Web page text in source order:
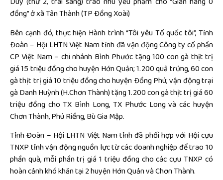
đồng” ở xã Tân Thành (TP Đồng Xoài)
Bên cạnh đó, thực hiện Hành trình “Tôi yêu Tổ quốc tôi”, Tỉnh
Đoàn – Hội LHTN Việt Nam tỉnh đã vận động Công ty cổ phần
CP Việt Nam – chi nhánh Bình Phước tặng 100 con gà thịt trị
giá 15 triệu đồng cho huyện Hớn Quản; 1.200 quả trứng, 60 con
gà thịt trị giá 10 triệu đồng cho huyện Đồng Phú; vận động trại
gà Danh Huỳnh (H.Chơn Thành) tặng 1.200 con gà thịt trị giá 60
triệu đồng cho TX Bình Long, TX Phước Long và các huyện
Chơn Thành, Phú Riềng, Bù Gia Mập.
Tỉnh Đoàn – Hội LHTN Việt Nam tỉnh đã phối hợp với Hội cựu
TNXP tỉnh vận động nguồn lực từ các doanh nghiệp để trao 10
phần quà, mỗi phần trị giá 1 triệu đồng cho các cựu TNXP có
hoàn cảnh khó khăn tại 2 huyện Hớn Quản và Chơn Thành.